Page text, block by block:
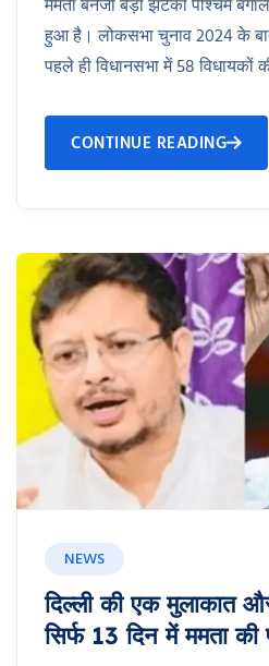
ममता बनर्जी बड़ा झटका पश्चिम
हुआ है। लोकसभा चुनाव 2024 के
पहले ही विधानसभा में 58
CONTINUE READING
NEWS
दिल्ली की एक मुलाकात
सिर्फ 13 दिन में ममता की